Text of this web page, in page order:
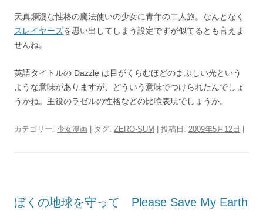
天真爛漫な性格の魔法使いの少女に青年の二人旅。なんとなく
スレイヤーズを思い出してしまう設定ですが似てるとも言えま
せんね。
英語タイトルの Dazzle は目がくらむほどのまぶしい光という
ような意味がありますが、どういう意味でつけられたんでしょ
うかね。主役のラゼルの性格などの比喩表現でしょうか。
カテゴリー: 少女漫画 | タグ: ZERO-SUM | 投稿日: 2009年5月12日
ぼくの地球を守って Please Save My Earth